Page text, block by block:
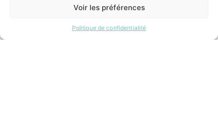
Voir les préférences
Politique de confidentialité
Politique de confidentialité